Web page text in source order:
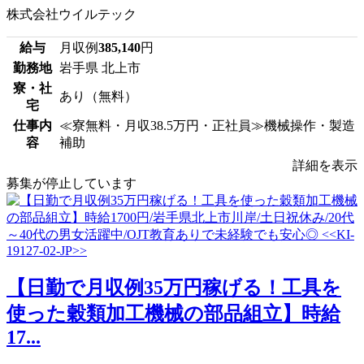
株式会社ウイルテック
給与 月収例385,140円
勤務地 岩手県 北上市
寮・社
宅
あり（無料）
仕事内
容
≪寮無料・月収38.5万円・正社員≫機械操作・製造
補助
詳細を表示
募集が停止しています
【日勤で月収例35万円稼げる！工具を
使った穀類加工機械の部品組立】時給
17...